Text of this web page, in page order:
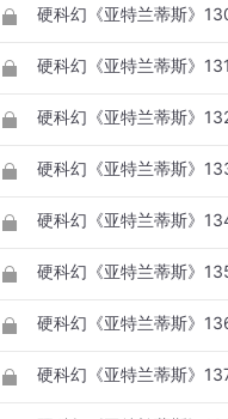
硬科幻《亚特兰蒂斯》
硬科幻《亚特兰蒂斯》
硬科幻《亚特兰蒂斯》
硬科幻《亚特兰蒂斯》
硬科幻《亚特兰蒂斯》
硬科幻《亚特兰蒂斯》
硬科幻《亚特兰蒂斯》
硬科幻《亚特兰蒂斯》